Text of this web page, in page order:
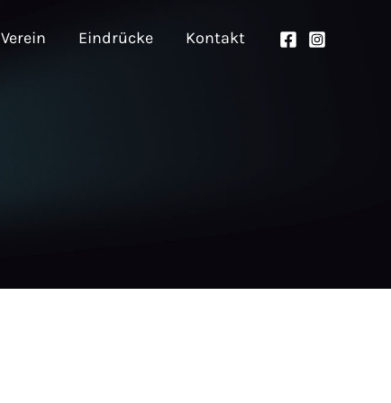
Verein Eindrücke Kontakt